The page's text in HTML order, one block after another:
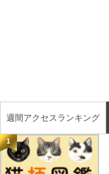
週間アクセスランキング
1